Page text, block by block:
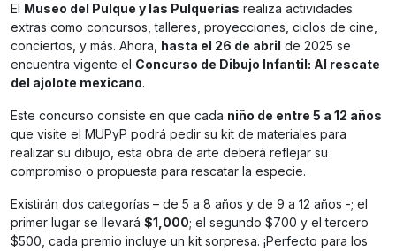
El Museo del Pulque y las Pulquerías realiza actividades
extras como concursos, talleres, proyecciones, ciclos de cine,
conciertos, y más. Ahora, hasta el 26 de abril de 2025 se
encuentra vigente el Concurso de Dibujo Infantil: Al rescate
del ajolote mexicano.
Este concurso consiste en que cada niño de entre 5 a 12 años
que visite el MUPyP podrá pedir su kit de materiales para
realizar su dibujo, esta obra de arte deberá reflejar su
compromiso o propuesta para rescatar la especie.
Existirán dos categorías – de 5 a 8 años y de 9 a 12 años -; el
primer lugar se llevará $1,000; el segundo $700 y el tercero
$500, cada premio incluye un kit sorpresa. ¡Perfecto para los